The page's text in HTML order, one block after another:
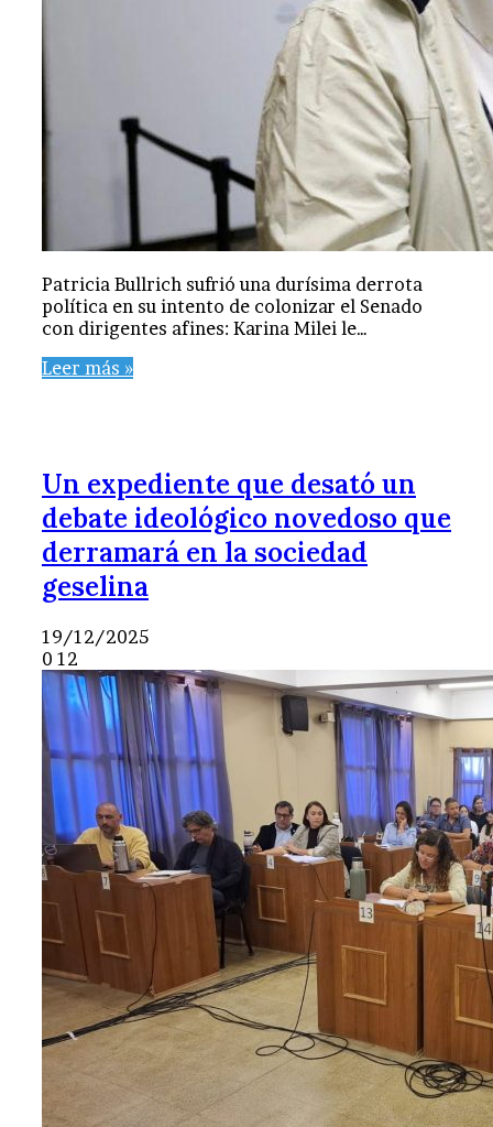
Patricia Bullrich sufrió una durísima derrota
política en su intento de colonizar el Senado
con dirigentes afines: Karina Milei le…
Leer más »
Un expediente que desató un
debate ideológico novedoso que
derramará en la sociedad
geselina
19/12/2025
0 12